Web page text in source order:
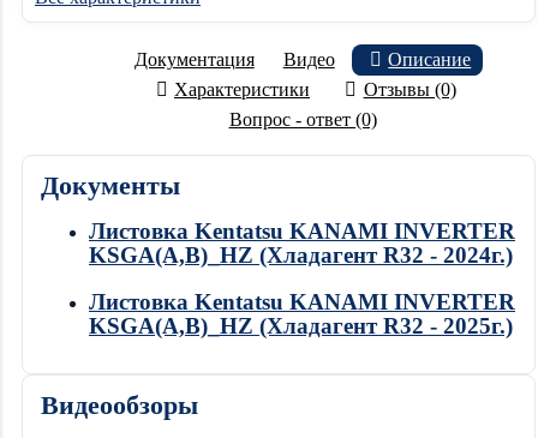
Документация Видео
Описание
Характеристики
Отзывы (0)
Вопрос - ответ (0)
Документы
Листовка Kentatsu KANAMI INVERTER
KSGA(A,B)_HZ (Хладагент R32 - 2024г.)
Листовка Kentatsu KANAMI INVERTER
KSGA(A,B)_HZ (Хладагент R32 - 2025г.)
Видеообзоры